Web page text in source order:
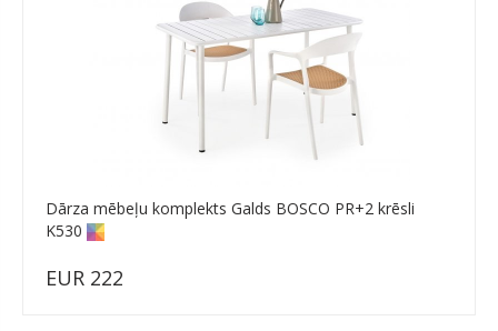
Dārza mēbeļu komplekts Galds BOSCO PR+2 krēsli
K530
EUR 222